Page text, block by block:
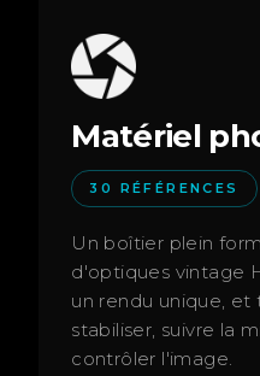
Matériel
30 RÉFÉRENCES
Un boîtier plein
d'optiques vintage
un rendu unique,
stabiliser, suivre la
contrôler l'image.